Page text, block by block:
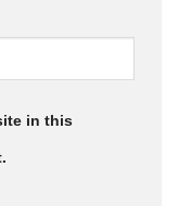
in this